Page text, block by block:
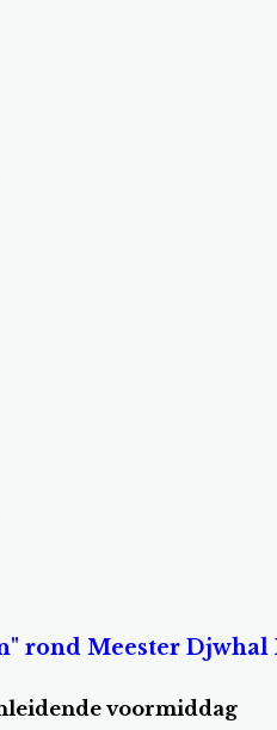
rond Meester Djwhal
voormiddag